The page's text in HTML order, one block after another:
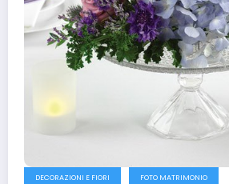
DECORAZIONI E FIORI FOTO MATRIMONIO